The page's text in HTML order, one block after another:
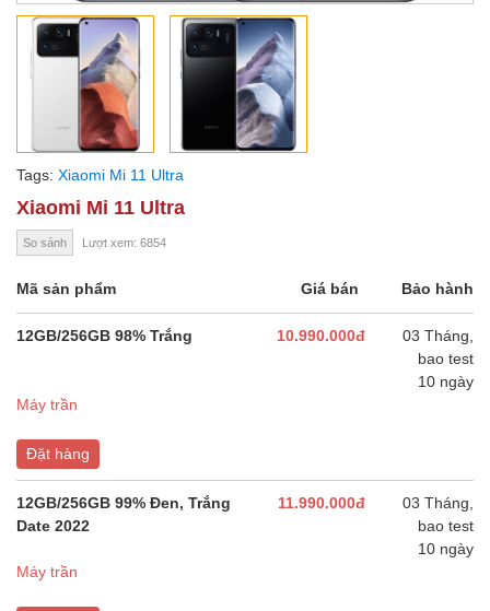
Tags: Xiaomi Mi 11 Ultra
Xiaomi Mi 11 Ultra
So sánh Lượt xem: 6854
Mã sản phẩm Giá bán Bảo hành
12GB/256GB 98% Trắng 10.990.000đ
03 Tháng,
bao test
10 ngày
Máy trần
Đặt hàng
12GB/256GB 99% Đen, Trắng
Date 2022
11.990.000đ
03 Tháng,
bao test
10 ngày
Máy trần